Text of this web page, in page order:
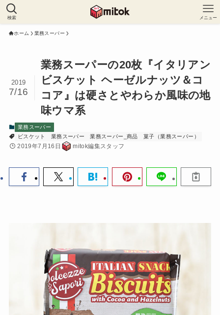
検索 メニュー
ホーム 業務スーパー
業務スーパーの20枚『イタリアン
ビスケット ヘーゼルナッツ＆コ
コア』は硬さとやわらか風味の地
味ウマ系
2019
7/16
業務スーパー
ビスケット
業務スーパー 業務スーパー_商品 菓子（業務スーパー）
2019年7月16日 mitok編集スタッフ